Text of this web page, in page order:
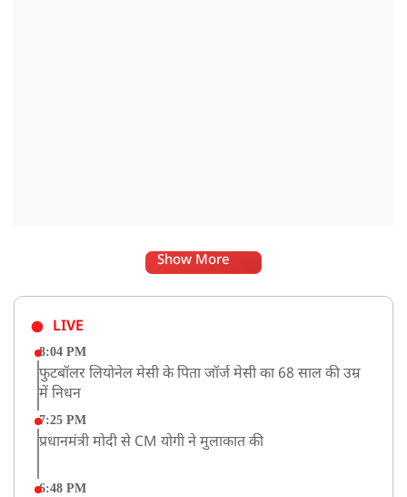
Show More
LIVE
8:04 PM
फुटबॉलर लियोनेल मेसी के पिता जॉर्ज मेसी का 68 साल की उम्र
में निधन
7:25 PM
प्रधानमंत्री मोदी से CM योगी ने मुलाकात की
6:48 PM